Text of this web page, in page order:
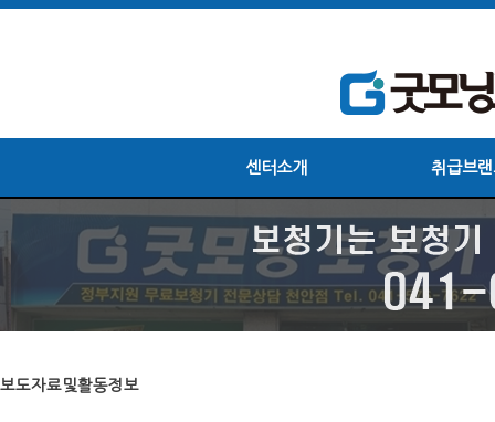
센터소개 취급브
보도자료및활동정보